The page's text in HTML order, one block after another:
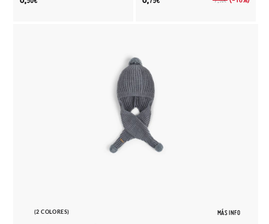
(2 COLORES) MÁS INFO